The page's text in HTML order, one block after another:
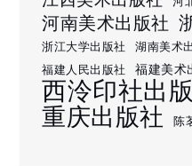
河南美术出版社
浙江大学出版社 湖南美术
福建人民出版社
福建美术
西泠印社出
重庆出版社 陈